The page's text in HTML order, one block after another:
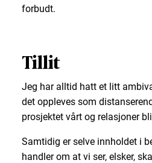
forbudt.
Tillit
Jeg har alltid hatt et litt
det oppleves som
prosjektet vårt og relasjoner
Samtidig er selve innholdet i
handler om at vi ser, elsker,